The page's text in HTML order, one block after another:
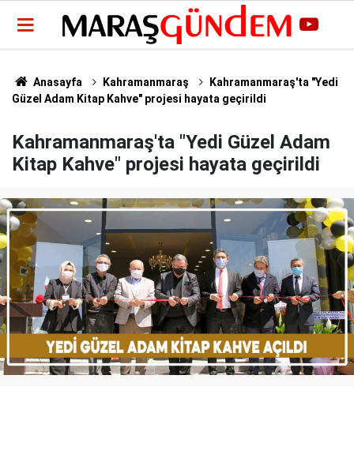
Anasayfa Kahramanmaraş
Kahramanmaraş'ta "Yedi
Güzel Adam Kitap Kahve" projesi hayata geçirildi
Kahramanmaraş'ta "Yedi Güzel Adam
Kitap Kahve" projesi hayata geçirildi